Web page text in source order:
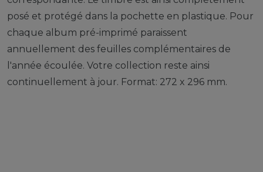
posé et protégé dans la pochette en plastique. Pour
chaque album pré-imprimé paraissent
annuellement des feuilles complémentaires de
l'année écoulée. Votre collection reste ainsi
continuellement à jour. Format: 272 x 296 mm.